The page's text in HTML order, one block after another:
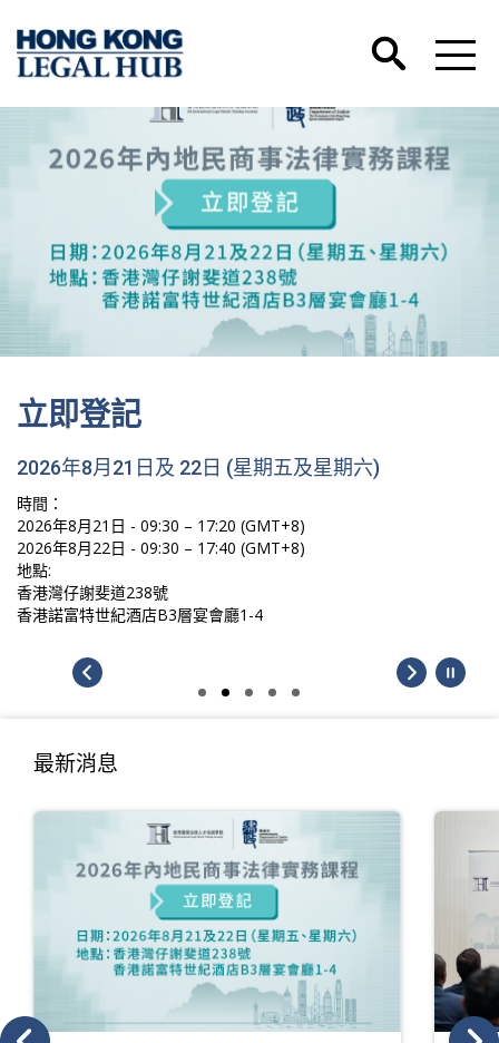
立即登記
2026年8月21日及 22日 (星期五及星期六)
時間：
2026年8月21日 - 09:30 – 17:20 (GMT+8)
2026年8月22日 - 09:30 – 17:40 (GMT+8)
地點:
香港灣仔謝斐道238號
香港諾富特世紀酒店B3層宴會廳1-4
最新消息